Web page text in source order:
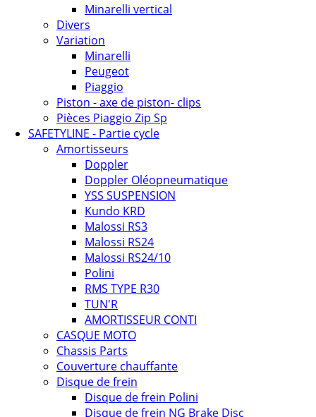
Minarelli vertical
Divers
Variation
Minarelli
Peugeot
Piaggio
Piston - axe de piston- clips
Pièces Piaggio Zip Sp
SAFETYLINE - Partie cycle
Amortisseurs
Doppler
Doppler Oléopneumatique
YSS SUSPENSION
Kundo KRD
Malossi RS3
Malossi RS24
Malossi RS24/10
Polini
RMS TYPE R30
TUN'R
AMORTISSEUR CONTI
CASQUE MOTO
Chassis Parts
Couverture chauffante
Disque de frein
Disque de frein Polini
Disque de frein NG Brake Disc